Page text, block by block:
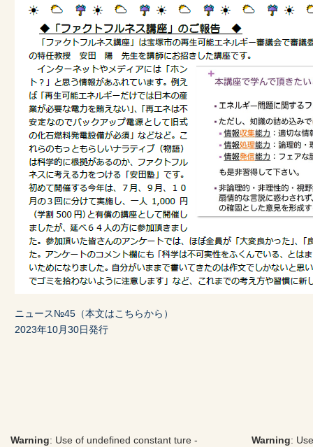
ニュース№45（本文はこちらから）
2023年10月30日発行
Warning: Use of undefined constant ture -
Warning: